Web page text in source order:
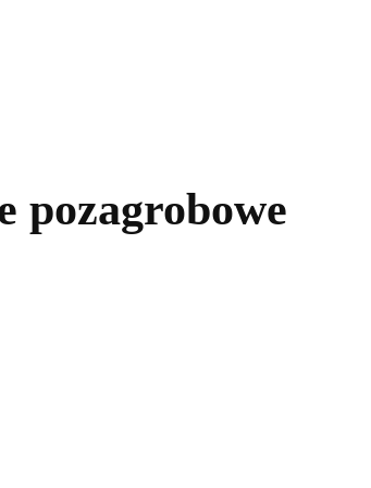
pozagrobowe